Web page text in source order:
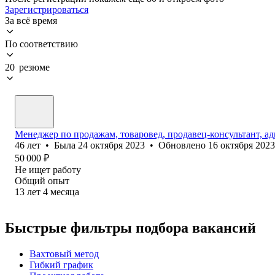
Зарегистрироваться
За всё время
По соответствию
20 резюме
Менеджер по продажам, товаровед, продавец-консультант,
46 лет • Была 24 октября 2023 • Обновлено 16 октября 2023
50 000 ₽
Не ищет работу
Общий опыт
13 лет 4 месяца
Быстрые фильтры подбора вакансий
Вахтовый метод
Гибкий график